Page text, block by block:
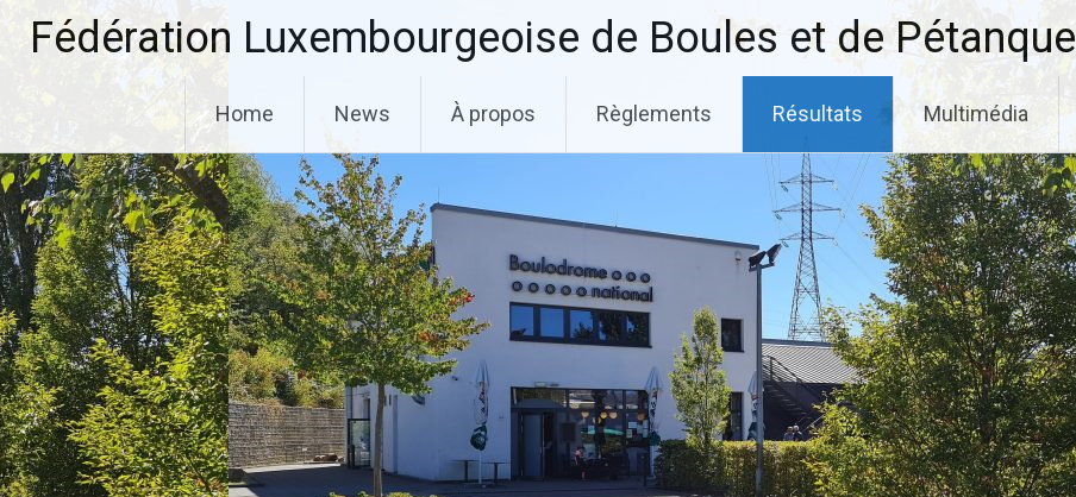
Fédération Luxembourgeoise de Boules et de Pétanque
Home News À propos Règlements Résultats Multimédia